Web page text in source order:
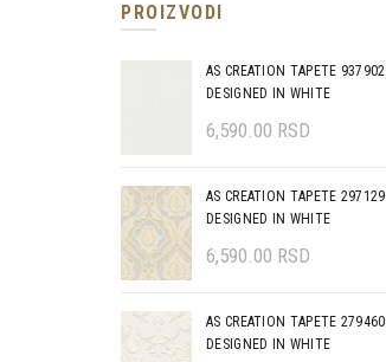
PROIZVODI
AS CREATION TAPETE 937902
DESIGNED IN WHITE
6,590.00 RSD
AS CREATION TAPETE 297129
DESIGNED IN WHITE
6,590.00 RSD
AS CREATION TAPETE 279460
DESIGNED IN WHITE